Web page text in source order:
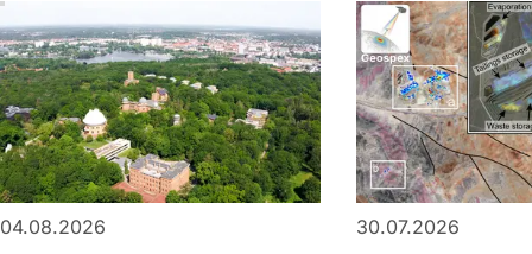
04.08.2026 30.07.2026